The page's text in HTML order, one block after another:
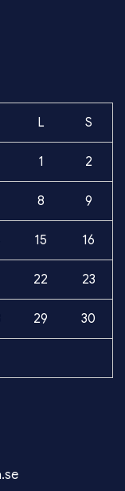
L S
1 2
8 9
15 16
22 23
29 30